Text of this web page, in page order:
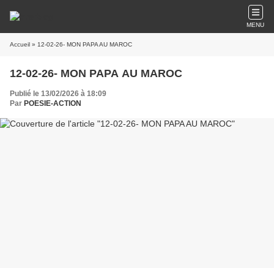
MENU
Accueil » 12-02-26- MON PAPA AU MAROC
12-02-26- MON PAPA AU MAROC
Publié le 13/02/2026 à 18:09
Par POESIE-ACTION